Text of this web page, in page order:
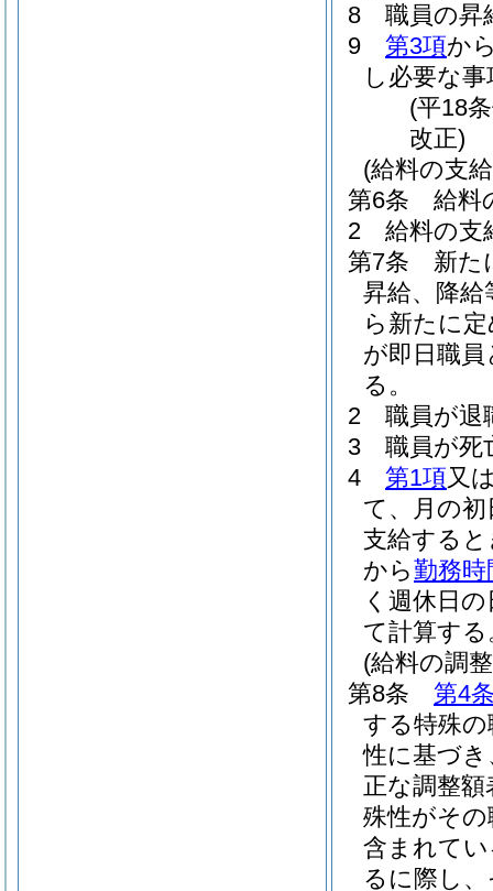
8
職員の昇
9
第3項か
し必要な
(平18
改正)
(給料の支
第6条
給料
2
給料の支
第7条
新た
昇給、降
ら新たに
が即日職
る。
2
職員が退
3
職員が死
4
第1項又
て、月の
支給する
から勤務時
く週休日
て計算する
(給料の調
第8条
第4
する特殊
性に基づ
正な調整
殊性がそ
含まれて
るに際し